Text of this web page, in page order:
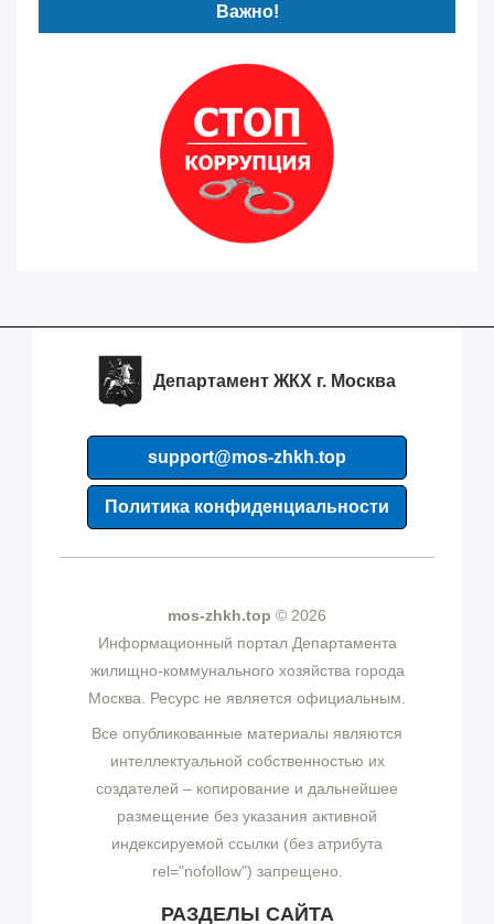
Важно!
Департамент ЖКХ г. Москва
support@mos-zhkh.top
Политика конфиденциальности
mos-zhkh.top © 2026
Информационный портал Департамента
жилищно-коммунального хозяйства города
Москва. Ресурс не является официальным.
Все опубликованные материалы являются
интеллектуальной собственностью их
создателей – копирование и дальнейшее
размещение без указания активной
индексируемой ссылки (без атрибута
rel="nofollow") запрещено.
РАЗДЕЛЫ САЙТА